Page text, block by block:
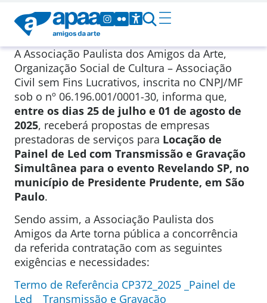
A Associação Paulista dos Amigos da Arte,
Organização Social de Cultura – Associação
Civil sem Fins Lucrativos, inscrita no CNPJ/MF
sob o nº 06.196.001/0001-30, informa que,
entre os dias 25 de julho e 01 de agosto de
2025, receberá propostas de empresas
prestadoras de serviços para Locação de
Painel de Led com Transmissão e Gravação
Simultânea para o evento Revelando SP, no
município de Presidente Prudente, em São
Paulo.
Sendo assim, a Associação Paulista dos
Amigos da Arte torna pública a concorrência
da referida contratação com as seguintes
exigências e necessidades:
Termo de Referência CP372_2025 _Painel de
Led _ Transmissão e Gravação